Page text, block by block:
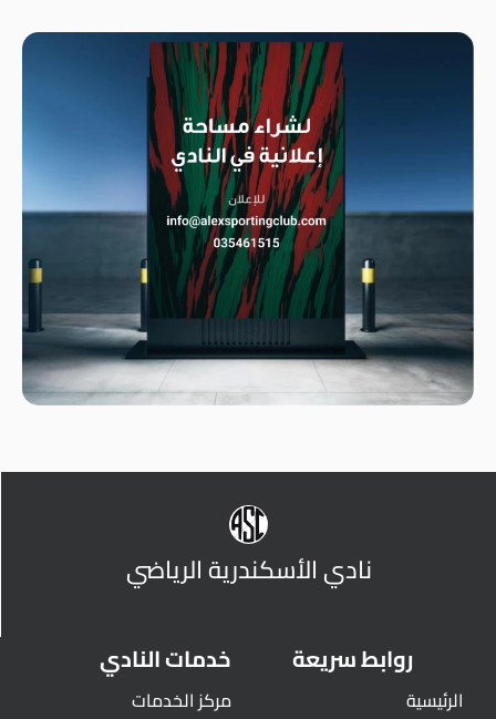
نادي الأسكندرية الرياضي
روابط سريعة
الرئيسية
خدمات النادي
مركز الخدمات